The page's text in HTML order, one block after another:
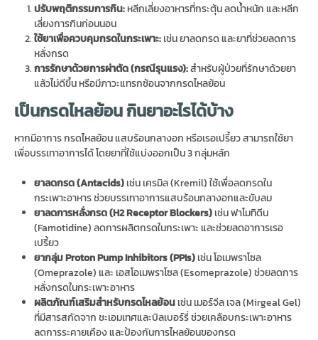
ปรับพฤติกรรมการกิน: หลีกเลี่ยงอาหารที่กระตุ้น ลดน้ำหนัก และหลีก
เลี่ยงการกินก่อนนอน
ใช้ยาเพื่อควบคุมกรดในกระเพาะ: เช่น ยาลดกรด และยาที่ช่วยลดการ
หลั่งกรด
การรักษาด้วยการผ่าตัด (กรณีรุนแรง):สำหรับผู้ป่วยที่รักษาด้วยยา
แล้วไม่ดีขึ้น หรือมีภาวะแทรกซ้อนจากกรดไหลย้อน
เป็นกรดไหลย้อน กินยาอะไรได้บ้าง
หากมีอาการ กรดไหลย้อน แสบร้อนกลางอก หรือเรอเปรี้ยว สามารถใช้ยา
เพื่อบรรเทาอาการได้ โดยยาที่ใช้แบ่งออกเป็น 3 กลุ่มหลัก
ยาลดกรด (Antacids) เช่น เครมิล (Kremil) ใช้เพื่อลดกรดใน
กระเพาะอาหาร ช่วยบรรเทาอาการแสบร้อนกลางอกและขับลม
ยาลดการหลั่งกรด (H2 Receptor Blockers) เช่น ฟาโมทิดีน
(Famotidine) ลดการผลิตกรดในกระเพาะ และช่วยลดอาการเรอ
เปรี้ยว
ยากลุ่มProton Pump Inhibitors (PPIs) เช่น โอเมพราโซล
(Omeprazole) และ เอสโอเมพราโซล (Esomeprazole) ช่วยลดการ
หลั่งกรดในกระเพาะอาหาร
ผลิตภัณฑ์เสริมสำหรับกรดไหลย้อน เช่น เมอร์จีล เจล (Mirgeal Gel)
ที่มีสารสกัดจาก ชะเอมเทศและบิลเบอร์รี่ ช่วยเคลือบกระเพาะอาหาร
ลดการระคายเคือง และป้องกันการไหลย้อนของกรด